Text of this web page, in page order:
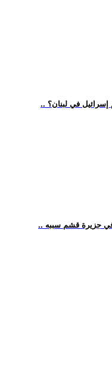
في جزيرة قشم سببه